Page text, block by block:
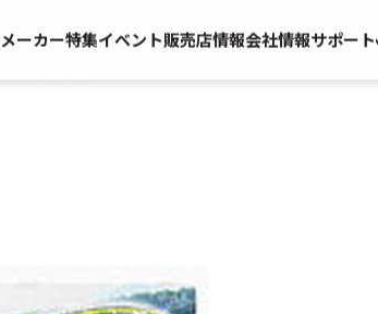
メーカー特集イベント販売店情報会社情報サポート